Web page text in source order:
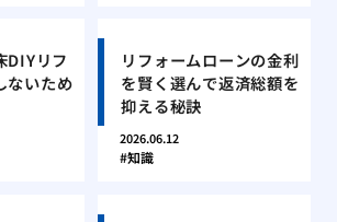
DIYリフ
ないため
リフォームローンの金利
を賢く選んで返済総額を
抑える秘訣
2026.06.12
知識